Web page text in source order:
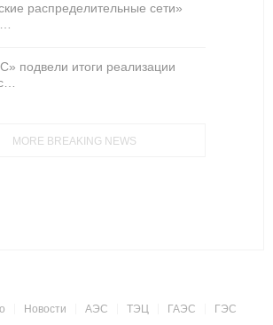
распределительные сети»
подвели итоги реализации
MORE BREAKING NEWS
Новости АЭС ТЭЦ ГАЭС ГЭС